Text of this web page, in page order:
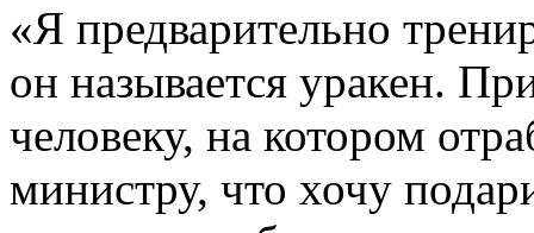
«Я предварительно
он называется уракен.
человеку, на котором
министру, что хочу